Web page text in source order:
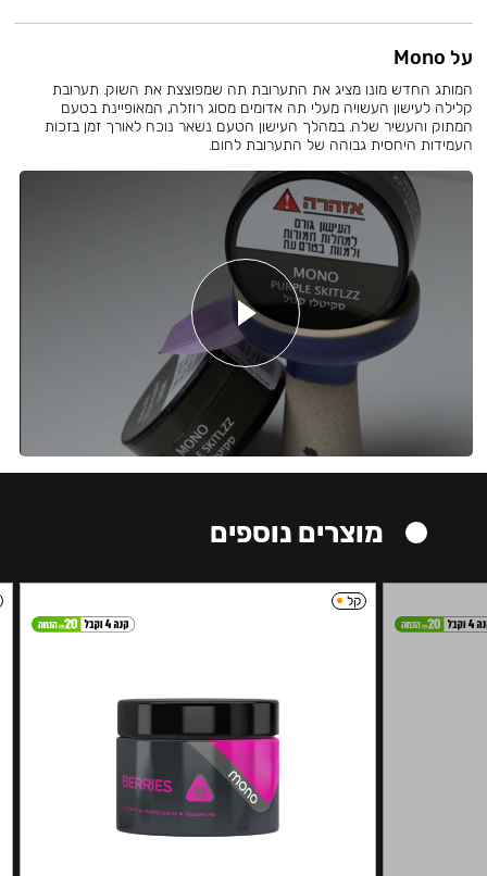
על Mono
המותג החדש מונו מציג את התערובת תה שמפוצצת את השוק. תערובת
קלילה לעישון העשויה מעלי תה אדומים מסוג רוזלה, המאופיינת בטעם
המתוק והעשיר שלה. במהלך העישון הטעם נשאר נוכח לאורך זמן בזכות
העמידות היחסית גבוהה של התערובת לחום.
מוצרים נוספים
קל